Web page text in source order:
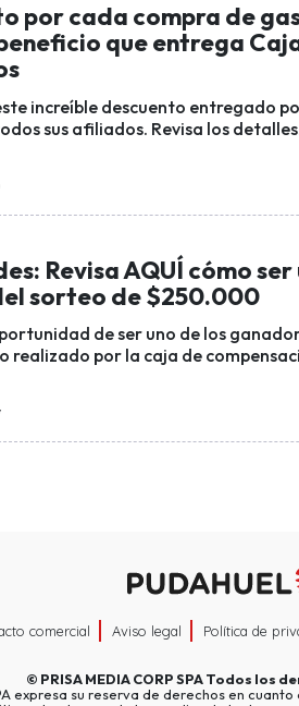
por cada compra de
que entrega
increíble descuento entregado
sus afiliados. Revisa los
Revisa AQUÍ cómo
sorteo de $250.000
de ser uno de los
realizado por la caja de
comercial Aviso legal Política de
© PRISA MEDIA CORP SPATodos los
expresa su reserva de derechos en